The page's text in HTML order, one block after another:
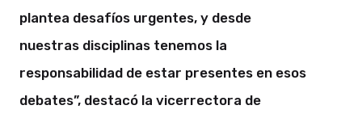
plantea desafíos urgentes, y desde
nuestras disciplinas tenemos la
responsabilidad de estar presentes en esos
debates”, destacó la vicerrectora de